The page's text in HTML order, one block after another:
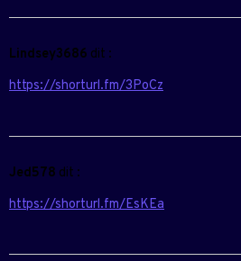
Lindsey3686 dit :
https://shorturl.fm/3PoCz
Jed578 dit :
https://shorturl.fm/EsKEa